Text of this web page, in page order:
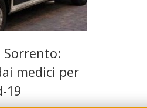
Sorrento:
medici per
19